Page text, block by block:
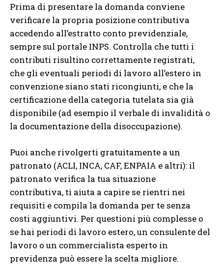
Prima di presentare la domanda conviene
verificare la propria posizione contributiva
accedendo all’estratto conto previdenziale,
sempre sul portale INPS. Controlla che tutti i
contributi risultino correttamente registrati,
che gli eventuali periodi di lavoro all’estero in
convenzione siano stati ricongiunti, e che la
certificazione della categoria tutelata sia già
disponibile (ad esempio il verbale di invalidità o
la documentazione della disoccupazione).
Puoi anche rivolgerti gratuitamente a un
patronato (ACLI, INCA, CAF, ENPAIA e altri): il
patronato verifica la tua situazione
contributiva, ti aiuta a capire se rientri nei
requisiti e compila la domanda per te senza
costi aggiuntivi. Per questioni più complesse o
se hai periodi di lavoro estero, un consulente del
lavoro o un commercialista esperto in
previdenza può essere la scelta migliore.